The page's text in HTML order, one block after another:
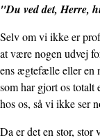
"Du ved det, Herre,
Selv om vi ikke er
at være nogen udvej
ens ægtefælle eller en
som har gjort os totalt
hos os, så vi ikke ser
Da er det en stor, stor